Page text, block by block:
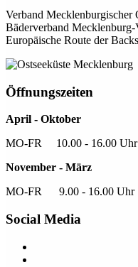
Verband Mecklenburgischer
Bäderverband Mecklenburg-
Europäische Route der
Öffnungszeiten
April - Oktober
MO-FR 10.00 - 16.00 Uhr
November - März
MO-FR 9.00 - 16.00 Uhr
Social Media